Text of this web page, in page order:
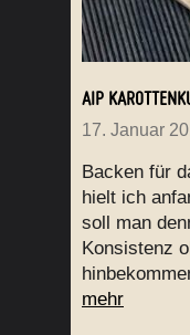
AIP
17. Januar
Backen für
hielt ich
soll man
Konsistenz
mehr